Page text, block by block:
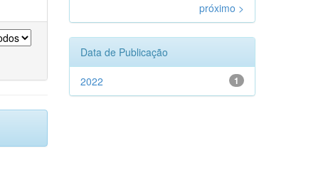
próximo >
Data de Publicação
1
2022